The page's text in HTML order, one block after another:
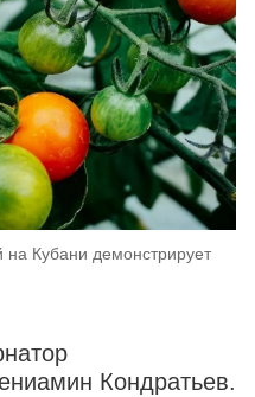
Кубани демонстрирует
Кондратьев.